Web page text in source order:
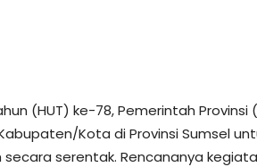
(HUT) ke-78, Pemerintah Provinsi
Kota di Provinsi Sumsel
serentak. Rencananya